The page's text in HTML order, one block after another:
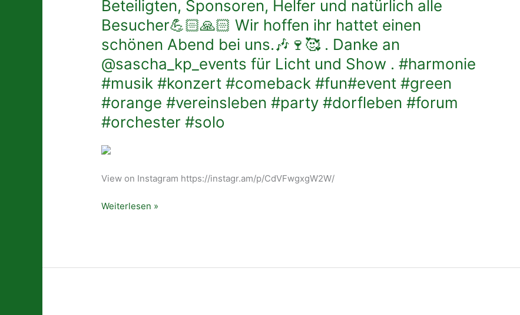
Beteiligten, Sponsoren, Helfer und natürlich alle
Besucher💪🏻🙏🏻 Wir hoffen ihr hattet einen
schönen Abend bei uns.🎶🍷🥰 . Danke an
@sascha_kp_events für Licht und Show . #harmonie
#musik #konzert #comeback #fun#event #green
#orange #vereinsleben #party #dorfleben #forum
#orchester #solo
View on Instagram https://instagr.am/p/CdVFwgxgW2W/
💚
Harmonie
TOTAL
🧡
Vielen
Dank
an
alle
Beteiligten,
Helfer
natürlich
Besucher
hoffen
Weiterlesen »